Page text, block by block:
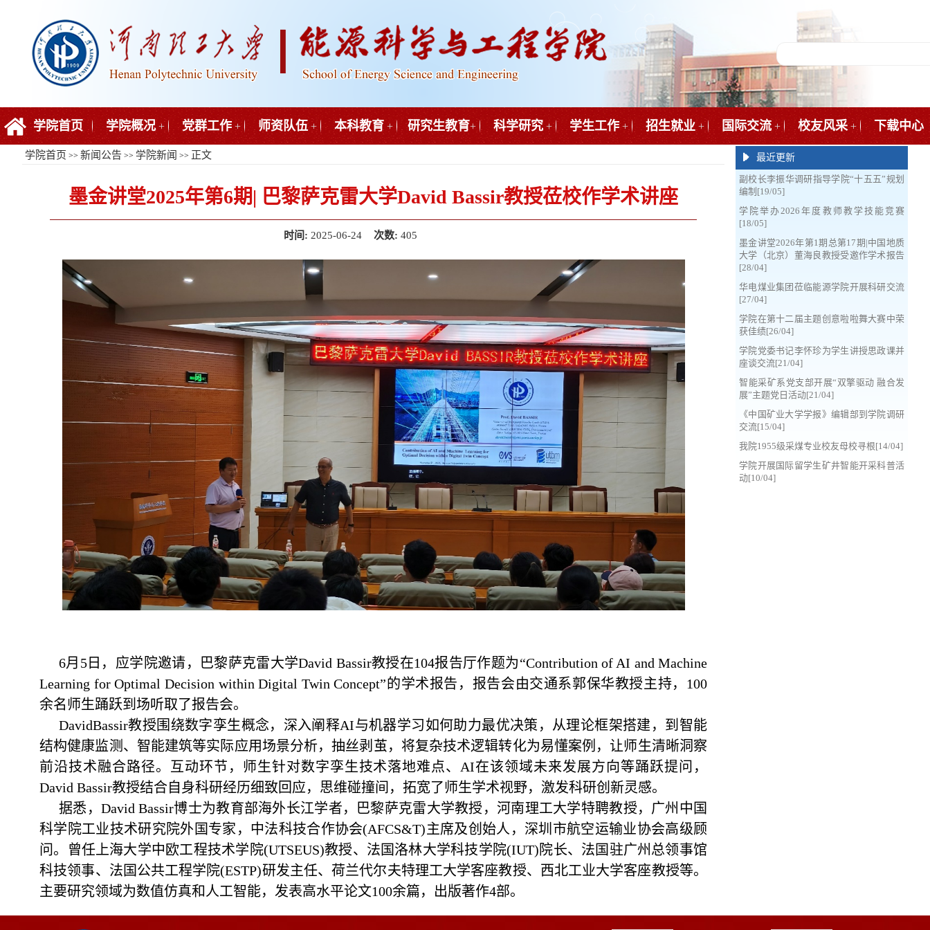
学院首页 学院概况 + 党群工作 + 师资队伍 + 本科教育 + 研究生教育+ 科学研究 + 学生工作 + 招生就业 + 国际交流 + 校友风采 + 下载中心
学院首页 >> 新闻公告 >> 学院新闻 >> 正文
墨金讲堂2025年第6期| 巴黎萨克雷大学David Bassir教授莅校作学术讲座
时间: 2025-06-24 次数: 405
6月5日，应学院邀请，巴黎萨克雷大学David Bassir教授在104报告厅作题为“Contribution of AI and Machine
Learning for Optimal Decision within Digital Twin Concept”的学术报告，报告会由交通系郭保华教授主持，100
余名师生踊跃到场听取了报告会。
DavidBassir教授围绕数字孪生概念，深入阐释AI与机器学习如何助力最优决策，从理论框架搭建，到智能
结构健康监测、智能建筑等实际应用场景分析，抽丝剥茧，将复杂技术逻辑转化为易懂案例，让师生清晰洞察
前沿技术融合路径。互动环节，师生针对数字孪生技术落地难点、AI在该领域未来发展方向等踊跃提问，
David Bassir教授结合自身科研经历细致回应，思维碰撞间，拓宽了师生学术视野，激发科研创新灵感。
据悉，David Bassir博士为教育部海外长江学者，巴黎萨克雷大学教授，河南理工大学特聘教授，广州中国
科学院工业技术研究院外国专家，中法科技合作协会(AFCS&T)主席及创始人，深圳市航空运输业协会高级顾
问。曾任上海大学中欧工程技术学院(UTSEUS)教授、法国洛林大学科技学院(IUT)院长、法国驻广州总领事馆
科技领事、法国公共工程学院(ESTP)研发主任、荷兰代尔夫特理工大学客座教授、西北工业大学客座教授等。
主要研究领域为数值仿真和人工智能，发表高水平论文100余篇，出版著作4部。
最近更新
副校长李振华调研指导学院“十五五”规划
编制[19/05]
学院举办2026年度教师教学技能竞赛
[18/05]
墨金讲堂2026年第1期总第17期|中国地质
大学（北京）董海良教授受邀作学术报告
[28/04]
华电煤业集团莅临能源学院开展科研交流
[27/04]
学院在第十二届主题创意啦啦舞大赛中荣
获佳绩[26/04]
学院党委书记李怀珍为学生讲授思政课并
座谈交流[21/04]
智能采矿系党支部开展“双擎驱动 融合发
展”主题党日活动[21/04]
《中国矿业大学学报》编辑部到学院调研
交流[15/04]
我院1955级采煤专业校友母校寻根[14/04]
学院开展国际留学生矿井智能开采科普活
动[10/04]